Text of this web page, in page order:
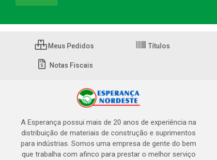
Meus Pedidos Títulos
Notas Fiscais
A Esperança possui mais de 20 anos de experiência na
distribuição de materiais de construção e suprimentos
para indústrias. Somos uma empresa de gente do bem
que trabalha com afinco para prestar o melhor serviço